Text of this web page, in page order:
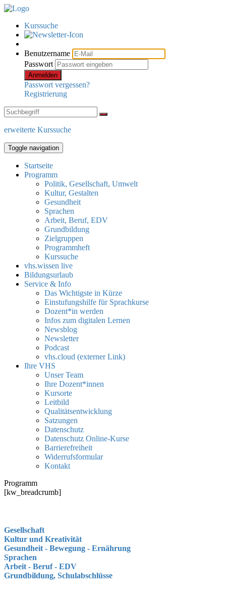
Kurssuche
Benutzername
Passwort
Anmelden
Passwort vergessen?
Registrierung
erweiterte Kurssuche
Toggle navigation
Startseite
Programm
Politik, Gesellschaft, Umwelt
Kultur, Gestalten
Gesundheit
Sprachen
Arbeit, Beruf, EDV
Grundbildung
Zielgruppen
Programmheft
Kurssuche
vhs.wissen live
Bildungsurlaub
Service & Info
Das Wichtigste in Kürze
Einstufungshilfe für Sprachkurse
Dozent*in werden
Infos zum digitalen Lernen
Newsblog
Newsletter
Podcast
vhs.cloud (externer Link)
Ihre VHS
Unser Team
Ihre Dozent*innen
Kursorte
Leitbild
Qualitätsentwicklung
Satzungen
Datenschutz
Datenschutz Online-Kurse
Barrierefreiheit
Widerrufsformular
Kontakt
Programm
[kw_breadcrumb]
Gesellschaft
Kultur und Kreativität
Gesundheit - Bewegung - Ernährung
Sprachen
Arbeit - Beruf - EDV
Grundbildung, Schulabschlüsse